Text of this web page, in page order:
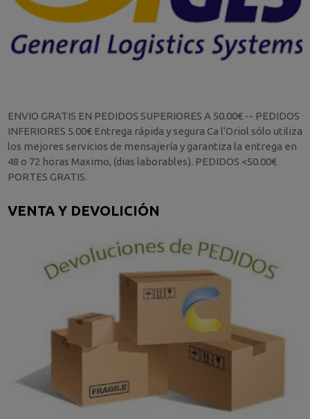
ENVIO GRATIS EN PEDIDOS SUPERIORES A 50.00€ -- PEDIDOS
INFERIORES 5.00€ Entrega rápida y segura Ca l'Oriol sólo utiliza
los mejores servicios de mensajería y garantiza la entrega en
48 o 72 horas Maximo, (dias laborables). PEDIDOS <50.00€
PORTES GRATIS.
VENTA Y DEVOLICIÓN